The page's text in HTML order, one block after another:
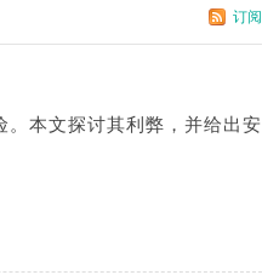
订阅
本文探讨其利弊，并给出安